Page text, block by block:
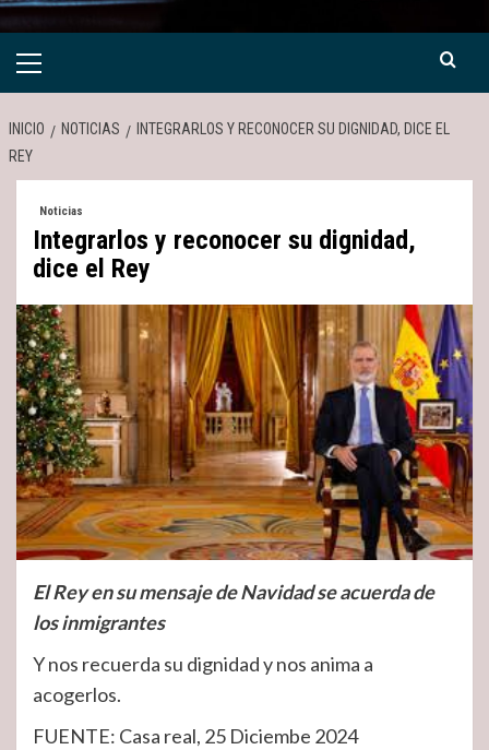
Menú
INICIO NOTICIAS
INTEGRARLOS Y RECONOCER SU DIGNIDAD, DICE EL
REY
Noticias
Integrarlos y reconocer su dignidad,
dice el Rey
El Rey en su mensaje de Navidad se acuerda de
los inmigrantes
Y nos recuerda su dignidad y nos anima a
acogerlos.
FUENTE: Casa real, 25 Diciembe 2024